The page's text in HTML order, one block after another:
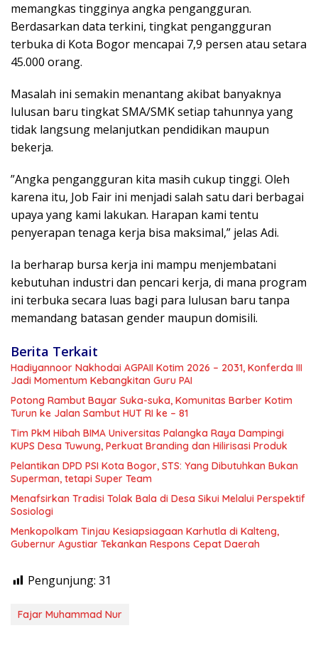
memangkas tingginya angka pengangguran.
Berdasarkan data terkini, tingkat pengangguran
terbuka di Kota Bogor mencapai 7,9 persen atau setara
45.000 orang.
Masalah ini semakin menantang akibat banyaknya
lulusan baru tingkat SMA/SMK setiap tahunnya yang
tidak langsung melanjutkan pendidikan maupun
bekerja.
​”Angka pengangguran kita masih cukup tinggi. Oleh
karena itu, Job Fair ini menjadi salah satu dari berbagai
upaya yang kami lakukan. Harapan kami tentu
penyerapan tenaga kerja bisa maksimal,” jelas Adi.
Ia berharap bursa kerja ini mampu menjembatani
kebutuhan industri dan pencari kerja, di mana program
ini terbuka secara luas bagi para lulusan baru tanpa
memandang batasan gender maupun domisili.
Berita Terkait
Hadiyannoor Nakhodai AGPAII Kotim 2026 – 2031, Konferda III
Jadi Momentum Kebangkitan Guru PAI
Potong Rambut Bayar Suka-suka, Komunitas Barber Kotim
Turun ke Jalan Sambut HUT RI ke – 81
Tim PkM Hibah BIMA Universitas Palangka Raya Dampingi
KUPS Desa Tuwung, Perkuat Branding dan Hilirisasi Produk
Pelantikan DPD PSI Kota Bogor, STS: Yang Dibutuhkan Bukan
Superman, tetapi Super Team
Menafsirkan Tradisi Tolak Bala di Desa Sikui Melalui Perspektif
Sosiologi
Menkopolkam Tinjau Kesiapsiagaan Karhutla di Kalteng,
Gubernur Agustiar Tekankan Respons Cepat Daerah
Pengunjung: 31
Fajar Muhammad Nur